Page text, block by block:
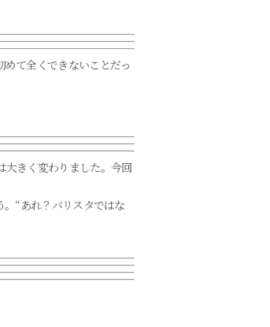
て全くできないことだっ
大きく変わりました。今回
“あれ？バリスタではな